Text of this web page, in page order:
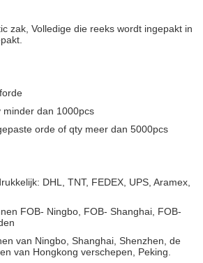
opgezet
PG16
zette
plastic
opgezet
M20
zette
opgezet
zette
twee
geestelijke
H6b-sf-1l-mcv-
2M25
19300062395
zak, Volledige die reeks wordt ingepakt in
dan 1000pcs
orde of qty meer dan 5000pcs
DHL, TNT, FEDEX, UPS, Aramex,
FOB- Ningbo, FOB- Shanghai, FOB-
van Ningbo, Shanghai, Shenzhen, de
van Hongkong verschepen, Peking.